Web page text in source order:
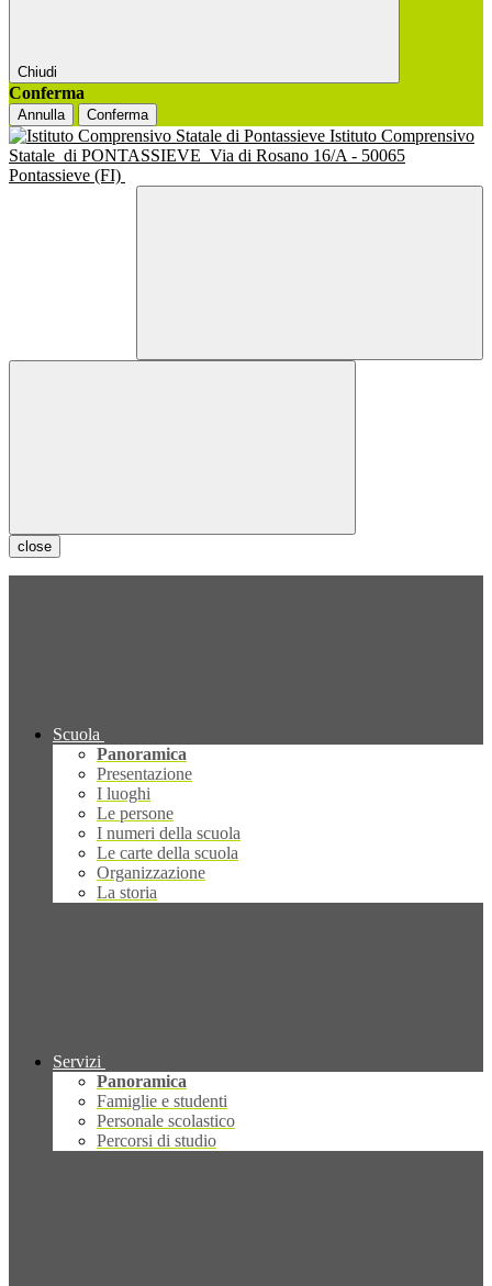
Chiudi
Conferma
Annulla Conferma
Istituto Comprensivo
Statale di PONTASSIEVE Via di Rosano 16/A - 50065
Pontassieve (FI)
close
Scuola
Panoramica
Presentazione
I luoghi
Le persone
I numeri della scuola
Le carte della scuola
Organizzazione
La storia
Servizi
Panoramica
Famiglie e studenti
Personale scolastico
Percorsi di studio